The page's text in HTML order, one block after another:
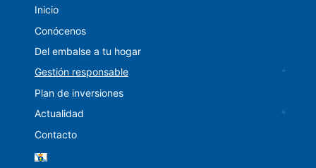
Inicio
Conócenos
Del embalse a tu hogar
Gestión responsable
Plan de inversiones
Actualidad
Contacto